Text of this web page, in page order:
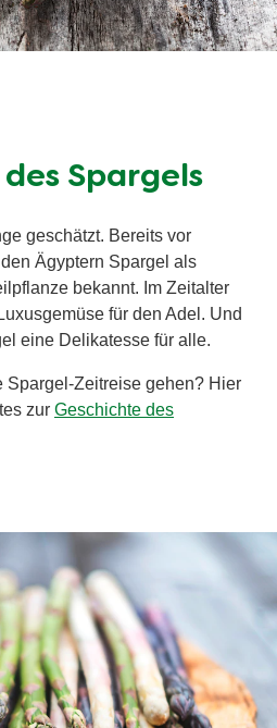
Spargels
geschätzt. Bereits vor
Ägyptern Spargel als
bekannt. Im Zeitalter
für den Adel. Und
eine Delikatesse für alle.
Spargel-Zeitreise gehen? Hier
zur Geschichte des